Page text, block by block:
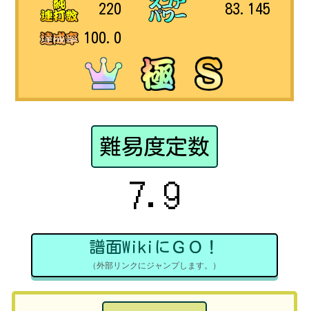
220
100.0
83.145
難易度定数
7.9
譜面WikiにＧＯ！
（外部リンクにジャンプします。）